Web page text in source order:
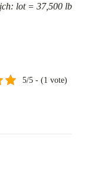
lot = 37,500 lb
5/5 - (1 vote)